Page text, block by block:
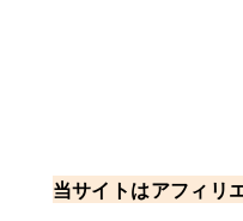
当サイトはアフィリ